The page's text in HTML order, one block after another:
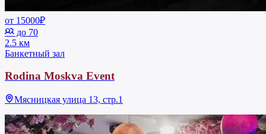
от 15000₽
до 70
2.5 км
Банкетный зал
Rodina Moskva Event
Мясницкая улица 13, стр.1